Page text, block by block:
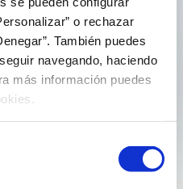
o rechazar
También puedes
navegando, haciendo
más información puedes
joven: Reganosa
al
EQ-ETSE
y el tejido
la innovación y
de profesionales